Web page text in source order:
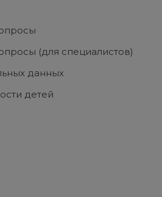
(для специалистов)
данных
детей